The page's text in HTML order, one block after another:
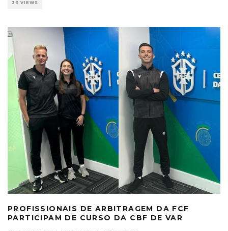
33 VIEWS
PROFISSIONAIS DE ARBITRAGEM DA FCF
PARTICIPAM DE CURSO DA CBF DE VAR